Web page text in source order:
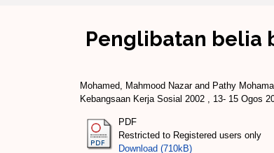
Penglibatan belia
Mohamed, Mahmood Nazarand Pathy
Kebangsaan Kerja Sosial 2002 , 13- 15 Ogos
PDF
Restricted to Registered users only
Download (710kB)